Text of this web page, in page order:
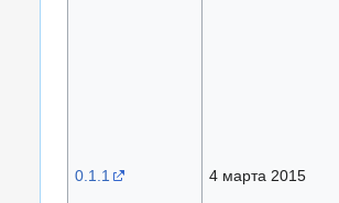
0.1.1 4 марта 2015